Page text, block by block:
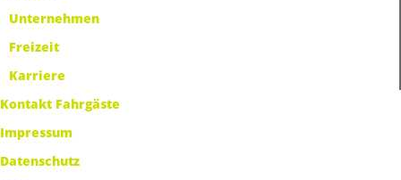
Unternehmen
Freizeit
Karriere
Kontakt Fahrgäste
Impressum
Datenschutz